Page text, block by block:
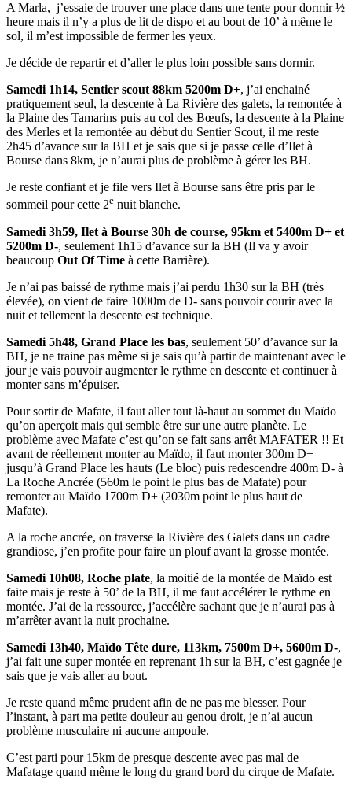
A Marla, j’essaie de trouver une place dans une tente pour dormir ½
heure mais il n’y a plus de lit de dispo et au bout de 10’ à même le
sol, il m’est impossible de fermer les yeux.
Je décide de repartir et d’aller le plus loin possible sans dormir.
Samedi 1h14, Sentier scout 88km 5200m D+, j’ai enchainé
pratiquement seul, la descente à La Rivière des galets, la remontée à
la Plaine des Tamarins puis au col des Bœufs, la descente à la Plaine
des Merles et la remontée au début du Sentier Scout, il me reste
2h45 d’avance sur la BH et je sais que si je passe celle d’Ilet à
Bourse dans 8km, je n’aurai plus de problème à gérer les BH.
Je reste confiant et je file vers Ilet à Bourse sans être pris par le
sommeil pour cette 2e nuit blanche.
Samedi 3h59, Ilet à Bourse 30h de course, 95km et 5400m D+ et
5200m D-, seulement 1h15 d’avance sur la BH (Il va y avoir
beaucoup Out Of Time à cette Barrière).
Je n’ai pas baissé de rythme mais j’ai perdu 1h30 sur la BH (très
élevée), on vient de faire 1000m de D- sans pouvoir courir avec la
nuit et tellement la descente est technique.
Samedi 5h48, Grand Place les bas, seulement 50’ d’avance sur la
BH, je ne traine pas même si je sais qu’à partir de maintenant avec le
jour je vais pouvoir augmenter le rythme en descente et continuer à
monter sans m’épuiser.
Pour sortir de Mafate, il faut aller tout là-haut au sommet du Maïdo
qu’on aperçoit mais qui semble être sur une autre planète. Le
problème avec Mafate c’est qu’on se fait sans arrêt MAFATER !! Et
avant de réellement monter au Maïdo, il faut monter 300m D+
jusqu’à Grand Place les hauts (Le bloc) puis redescendre 400m D- à
La Roche Ancrée (560m le point le plus bas de Mafate) pour
remonter au Maïdo 1700m D+ (2030m point le plus haut de
Mafate).
A la roche ancrée, on traverse la Rivière des Galets dans un cadre
grandiose, j’en profite pour faire un plouf avant la grosse montée.
Samedi 10h08, Roche plate, la moitié de la montée de Maïdo est
faite mais je reste à 50’ de la BH, il me faut accélérer le rythme en
montée. J’ai de la ressource, j’accélère sachant que je n’aurai pas à
m’arrêter avant la nuit prochaine.
Samedi 13h40, Maïdo Tête dure, 113km, 7500m D+, 5600m D-,
j’ai fait une super montée en reprenant 1h sur la BH, c’est gagnée je
sais que je vais aller au bout.
Je reste quand même prudent afin de ne pas me blesser. Pour
l’instant, à part ma petite douleur au genou droit, je n’ai aucun
problème musculaire ni aucune ampoule.
C’est parti pour 15km de presque descente avec pas mal de
Mafatage quand même le long du grand bord du cirque de Mafate.